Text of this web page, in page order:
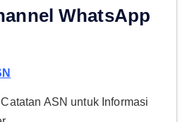
WhatsApp
ASN untuk Informasi